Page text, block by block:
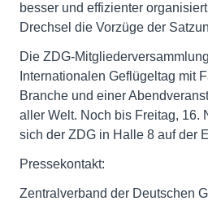
besser und effizienter
Drechsel die Vorzüge der
Die ZDG-
Internationalen Geflügeltag mit
Branche und einer
aller Welt. Noch bis Freitag, 16.
sich der ZDG in Halle 8 auf der
Pressekontakt:
Zentralverband der Deutschen